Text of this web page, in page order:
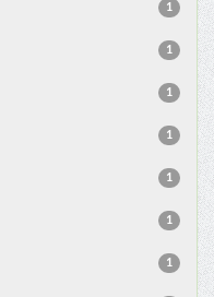
1
1
1
1
1
1
1